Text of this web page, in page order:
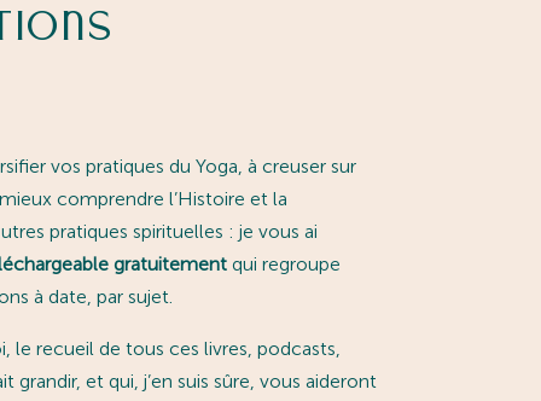
vos pratiques du Yoga, à creuser sur
comprendre l’Histoire et la
pratiques spirituelles : je vous ai
gratuitementqui regroupe
à date, par sujet.
le recueil de tous ces livres, podcasts,
grandir, et qui, j’en suis sûre, vous aideront